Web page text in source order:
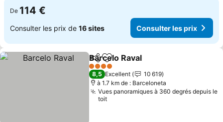
De 114 €
Consulter les prix de 16 sites Consulter les prix
PartagerAjouter à mes favoris
Barcelo Raval
4 Étoiles
8,5 Excellent
10 619
à 1.7 km de : Barceloneta
Vues panoramiques à 360 degrés depuis le
toit